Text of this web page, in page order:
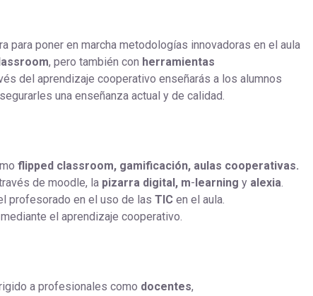
para poner en marcha metodologías innovadoras en el aula
, pero también con herramientas
del aprendizaje cooperativo enseñarás a los alumnos
una enseñanza actual y de calidad.
flipped classroom, gamificación, aulas cooperativas.
de moodle, la pizarra digital, m- learning y alexia.
profesorado en el uso de las TIC en el aula.
mediante el aprendizaje cooperativo.
a profesionales como docentes,